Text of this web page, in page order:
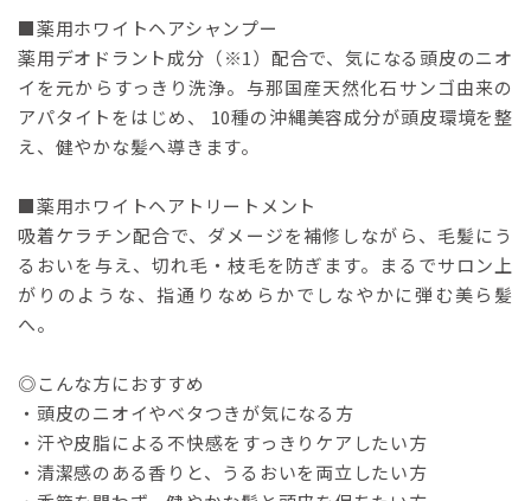
■薬用ホワイトヘアシャンプー
薬用デオドラント成分（※1）配合で、気になる頭皮のニオ
イを元からすっきり洗浄。与那国産天然化石サンゴ由来の
アパタイトをはじめ、 10種の沖縄美容成分が頭皮環境を整
え、健やかな髪へ導きます。
■薬用ホワイトヘアトリートメント
吸着ケラチン配合で、ダメージを補修しながら、毛髪にう
るおいを与え、切れ毛・枝毛を防ぎます。まるでサロン上
がりのような、指通りなめらかでしなやかに弾む美ら髪
へ。
◎こんな方におすすめ
・頭皮のニオイやベタつきが気になる方
・汗や皮脂による不快感をすっきりケアしたい方
・清潔感のある香りと、うるおいを両立したい方